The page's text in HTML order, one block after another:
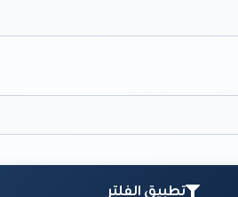
تطبيق الفلتر